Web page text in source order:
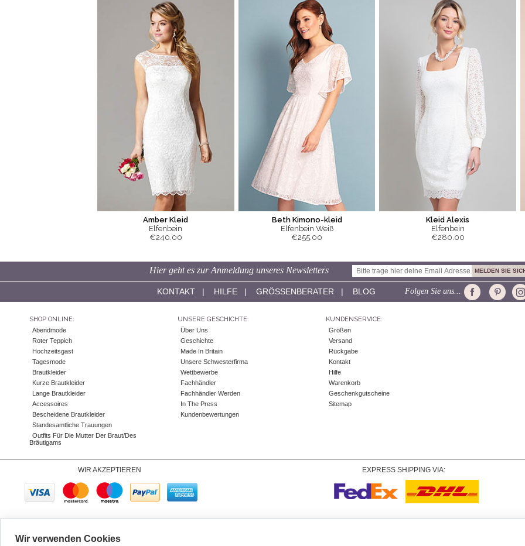
Amber Kleid
Elfenbein
€240.00
Beth Kimono-kleid
Elfenbein Weiß
€255.00
Kleid Alexis
Elfenbein
€280.00
Hier geht es zur Anmeldung unseres Newsletters
KONTAKT| HILFE| GRÖSSENBERATER | BLOG Folgen Sie uns...
SHOP ONLINE:
Abendmode
Roter Teppich
Hochzeitsgast
Tagesmode
Brautkleider
Kurze Brautkleider
Lange Brautkleider
Accessoires
Bescheidene Brautkleider
Standesamtliche Trauungen
Outfits Für Die Mutter Der Braut/des
Bräutigams
UNSERE GESCHICHTE:
Über Uns
Geschichte
Made In Britain
Unsere Schwesterfirma
Wettbewerbe
Fachhändler
Fachhändler Werden
In The Press
Kundenbewertungen
KUNDENSERVICE:
Größen
Versand
Rückgabe
Kontakt
Hilfe
Warenkorb
Geschenkgutscheine
Sitemap
WIR AKZEPTIEREN EXPRESS SHIPPING VIA:
Wir verwenden Cookies